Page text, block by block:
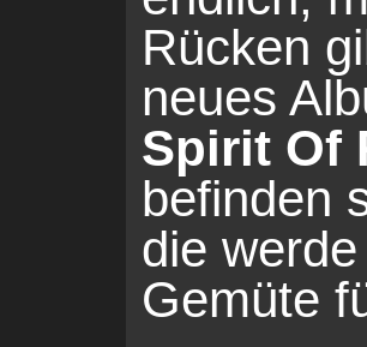
Rücken
neues
Spirit Of
befinden
die
Gemüte